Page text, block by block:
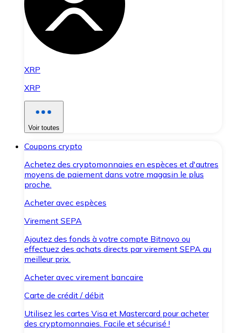
XRP
XRP
Voir toutes
Coupons crypto
Achetez des cryptomonnaies en espèces et d'autres
moyens de paiement dans votre magasin le plus
proche.
Acheter avec espèces
Virement SEPA
Ajoutez des fonds à votre compte Bitnovo ou
effectuez des achats directs par virement SEPA au
meilleur prix.
Acheter avec virement bancaire
Carte de crédit / débit
Utilisez les cartes Visa et Mastercard pour acheter
des cryptomonnaies. Facile et sécurisé !